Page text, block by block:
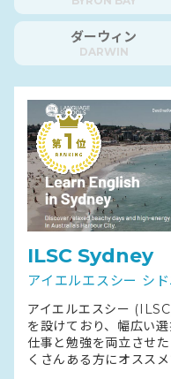
ダーウィン
DARWIN
ILSC Sydney
アイエルエスシー シ
アイエルエスシー
を設けており、幅広い
仕事と勉強を両立させ
くさんある方にオススメ